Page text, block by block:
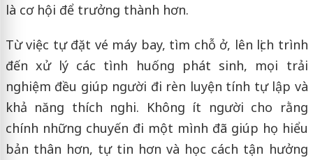
là cơ hội để trưởng thành hơn.
Từ việc tự đặt vé máy bay, tìm chỗ ở, lên lịch trình
đến xử lý các tình huống phát sinh, mọi trải
nghiệm đều giúp người đi rèn luyện tính tự lập và
khả năng thích nghi. Không ít người cho rằng
chính những chuyến đi một mình đã giúp họ hiểu
bản thân hơn, tự tin hơn và học cách tận hưởng